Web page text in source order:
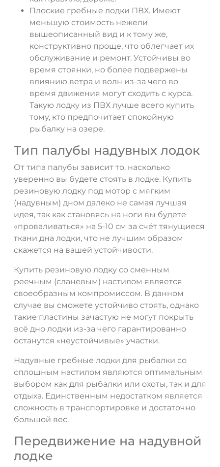
Плоские гребные лодки ПВХ. Имеют
меньшую стоимость нежели
вышеописанный вид и к тому же,
конструктивно проще, что облегчает их
обслуживание и ремонт. Устойчивы во
время стоянки, но более подвержены
влиянию ветра и волн из-за чего во
время движения могут сходить с курса.
Такую лодку из ПВХ лучше всего купить
тому, кто предпочитает спокойную
рыбалку на озере.
Тип палубы надувных лодок
От типа палубы зависит то, насколько
уверенно вы будете стоять в лодке. Купить
резиновую лодку под мотор с мягким
(надувным) дном далеко не самая лучшая
идея, так как становясь на ноги вы будете
«проваливаться» на 5-10 см за счёт тянущиеся
ткани дна лодки, что не лучшим образом
скажется на вашей устойчивости.
Купить резиновую лодку со сменным
реечным (сланевым) настилом является
своеобразным компромиссом. В данном
случае вы сможете устойчиво стоять, однако
такие пластины зачастую не могут покрыть
всё дно лодки из-за чего гарантированно
останутся «неустойчивые» участки.
Надувные гребные лодки для рыбалки со
сплошным настилом являются оптимальным
выбором как для рыбалки или охоты, так и для
отдыха. Единственным недостатком является
сложность в транспортировке и достаточно
большой вес.
Передвижение на надувной
лодке